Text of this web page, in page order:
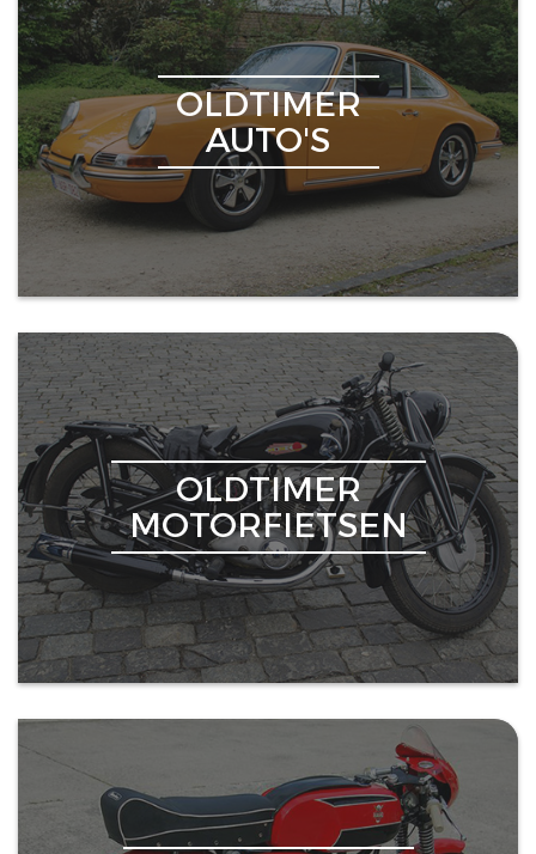
OLDTIMER
AUTO'S
OLDTIMER
MOTORFIETSEN